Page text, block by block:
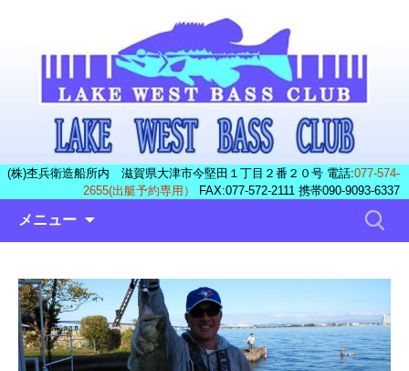
(株)杢兵衛造船所内 滋賀県大津市今堅田１丁目２番２０号 電話:077-574-
2655(出艇予約専用）
FAX:077-572-2111 携帯090-9093-6337
メニュー
ツ
へ
ス
キ
検
索: